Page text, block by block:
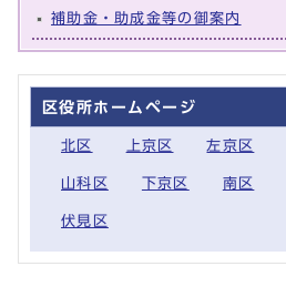
補助金・助成金等の御案内
区役所ホームページ
北区 上京区 左京区
山科区 下京区 南区
伏見区